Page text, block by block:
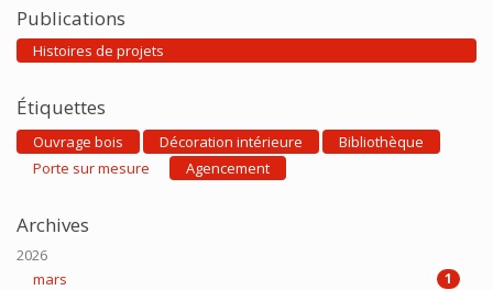
Publications
Histoires de projets
Étiquettes
Ouvrage bois Décoration intérieure
Bibliothèque
Porte sur mesure
Agencement
Archives
2026
mars
1